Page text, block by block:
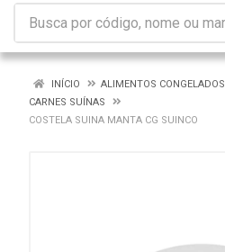
INÍCIO
ALIMENTOS CONGELADOS
CARNES SUÍNAS
COSTELA SUINA MANTA CG SUINCO